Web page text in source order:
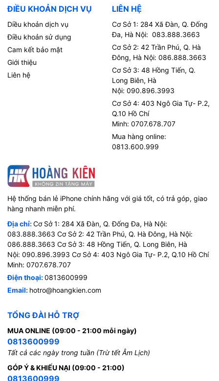
ĐIỀU KHOẢN DỊCH VỤ
Diều khoản dịch vụ
Điều khoản sử dụng
Cam kết bảo mật
Giới thiệu
Liên hệ
LIÊN HỆ
Cơ Sở 1: 284 Xã Đàn, Q. Đống
Đa, Hà Nội: 083.888.3663
Cơ Sở 2: 42 Trần Phú, Q. Hà
Đông, Hà Nội: 086.888.3663
Cơ Sở 3: 48 Hồng Tiến, Q.
Long Biên, Hà
Nội: 090.896.3993
Cơ Sở 4: 403 Ngô Gia Tự- P.2,
Q.10 Hồ Chí
Minh: 0707.678.707
Mua hàng online:
0813.600.999
Hệ thống bán lẻ iPhone chính hãng với giá tốt, có trả góp, giao
hàng nhanh miễn phí.
Địa chỉ:Cơ Sở 1: 284 Xã Đàn, Q. Đống Đa, Hà Nội:
083.888.3663 Cơ Sở 2: 42 Trần Phú, Q. Hà Đông, Hà Nội:
086.888.3663 Cơ Sở 3: 48 Hồng Tiến, Q. Long Biên, Hà
Nội: 090.896.3993 Cơ Sở 4: 403 Ngô Gia Tự- P.2, Q.10 Hồ Chí
Minh: 0707.678.707
Điện thoại:0813600999
Email: hotro@hoangkien.com
TỔNG ĐÀI HỖ TRỢ
MUA ONLINE (09:00 - 21:00 mỗi ngày)
0813600999
Tất cả các ngày trong tuần (Trừ tết Âm Lịch)
GÓP Ý & KHIẾU NẠI (09:00 - 21:00)
0813600999